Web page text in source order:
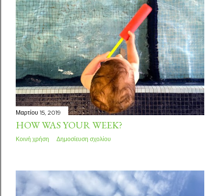
Μαρτίου 15, 2019
HOW WAS YOUR WEEK?
Κοινή χρήση Δημοσίευση σχολίου